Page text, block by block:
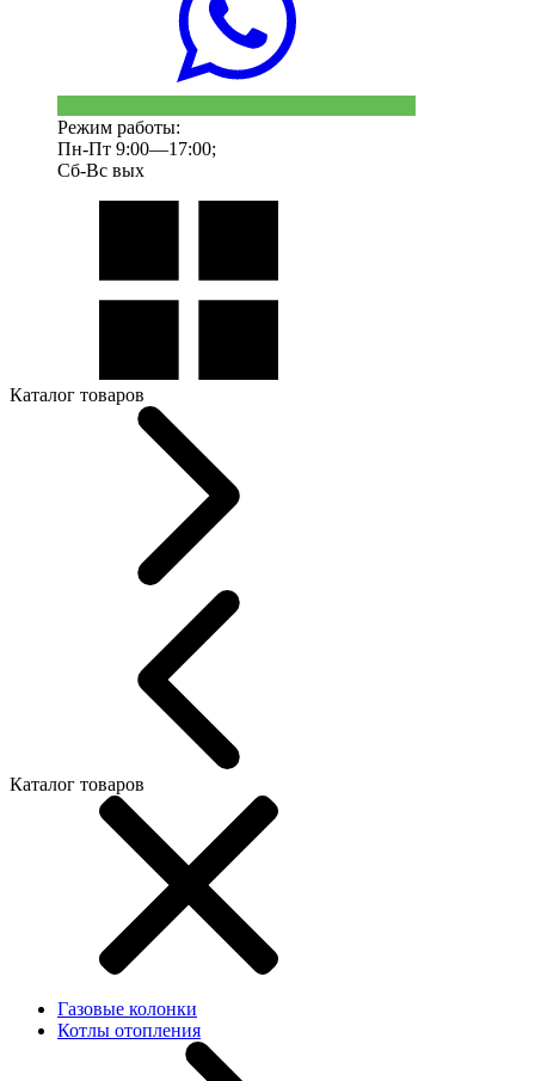
Режим работы:
Пн-Пт 9:00—17:00;
Сб-Вс вых
Каталог товаров
Каталог товаров
Газовые колонки
Котлы отопления